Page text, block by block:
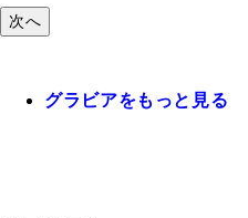
次へ
グラビアをもっと見る